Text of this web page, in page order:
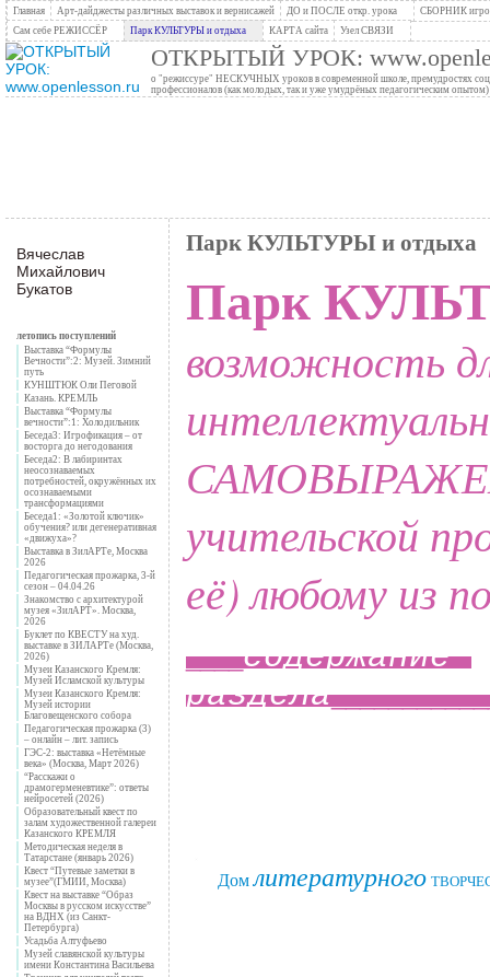
Главная Арт-дайджесты различных выставок и вернисажей ДО и ПОСЛЕ откр. урока
СБОРНИК
Сам себе РЕЖИССЁР
Парк КУЛЬТУРЫ и отдыха КАРТА сайта Узел СВЯЗИ
ОТКРЫТЫЙ УРОК:
о "режиссуре" НЕСКУЧНЫХ уроков в современной школе, премудростях
профессионалов (как молодых, так и уже умудрёных педагогическим опытом)
Вячеслав
Михайлович
Букатов
летопись поступлений
Выставка “Формулы
Вечности”:2: Музей. Зимний
путь
КУНШТЮК Оли Пеговой
Казань. КРЕМЛЬ
Выставка “Формулы
вечности”:1: Холодильник
Беседа3: Игрофикация – от
восторга до негодования
Беседа2: В лабиринтах
неосознаваемых
потребностей, окружённых их
осознаваемыми
трансформациями
Беседа1: «Золотой ключик»
обучения? или дегенеративная
«движуха»?
Выставка в ЗилАРТе, Москва
2026
Педагогическая прожарка, 3-й
сезон – 04.04.26
Знакомство с архитектурой
музея «ЗилАРТ». Москва,
2026
Буклет по КВЕСТУ на худ.
выставке в ЗИЛАРТе (Москва,
2026)
Музеи Казанского Кремля:
Музей Исламской культуры
Музеи Казанского Кремля:
Музей истории
Благовещенского собора
Педагогическая прожарка (3)
– онлайн – лит. запись
ГЭС-2: выставка «Нетёмные
века» (Москва, Март 2026)
“Расскажи о
драмогерменевтике”: ответы
нейросетей (2026)
Образовательный квест по
залам художественной галереи
Казанского КРЕМЛЯ
Методическая неделя в
Татарстане (январь 2026)
Квест “Путевые заметки в
музее”(ГМИИ, Москва)
Квест на выставке “Образ
Москвы в русском искусстве”
на ВДНХ (из Санкт-
Петербурга)
Усадьба Алтуфьево
Музей славянской культуры
имени Константина Васильева
Парк КУЛЬТУРЫ и отдыха
Парк
возможность
учительской
её)любому из
____содержание
раздела
Домлитературного